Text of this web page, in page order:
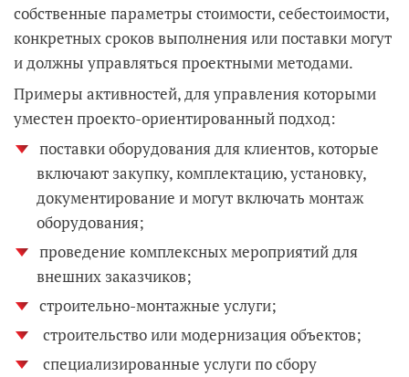
собственные параметры стоимости, себестоимости,
конкретных сроков выполнения или поставки могут
и должны управляться проектными методами.
Примеры активностей, для управления которыми
уместен проекто-ориентированный подход:
поставки оборудования для клиентов, которые
включают закупку, комплектацию, установку,
документирование и могут включать монтаж
оборудования;
проведение комплексных мероприятий для
внешних заказчиков;
строительно-монтажные услуги;
строительство или модернизация объектов;
специализированные услуги по сбору